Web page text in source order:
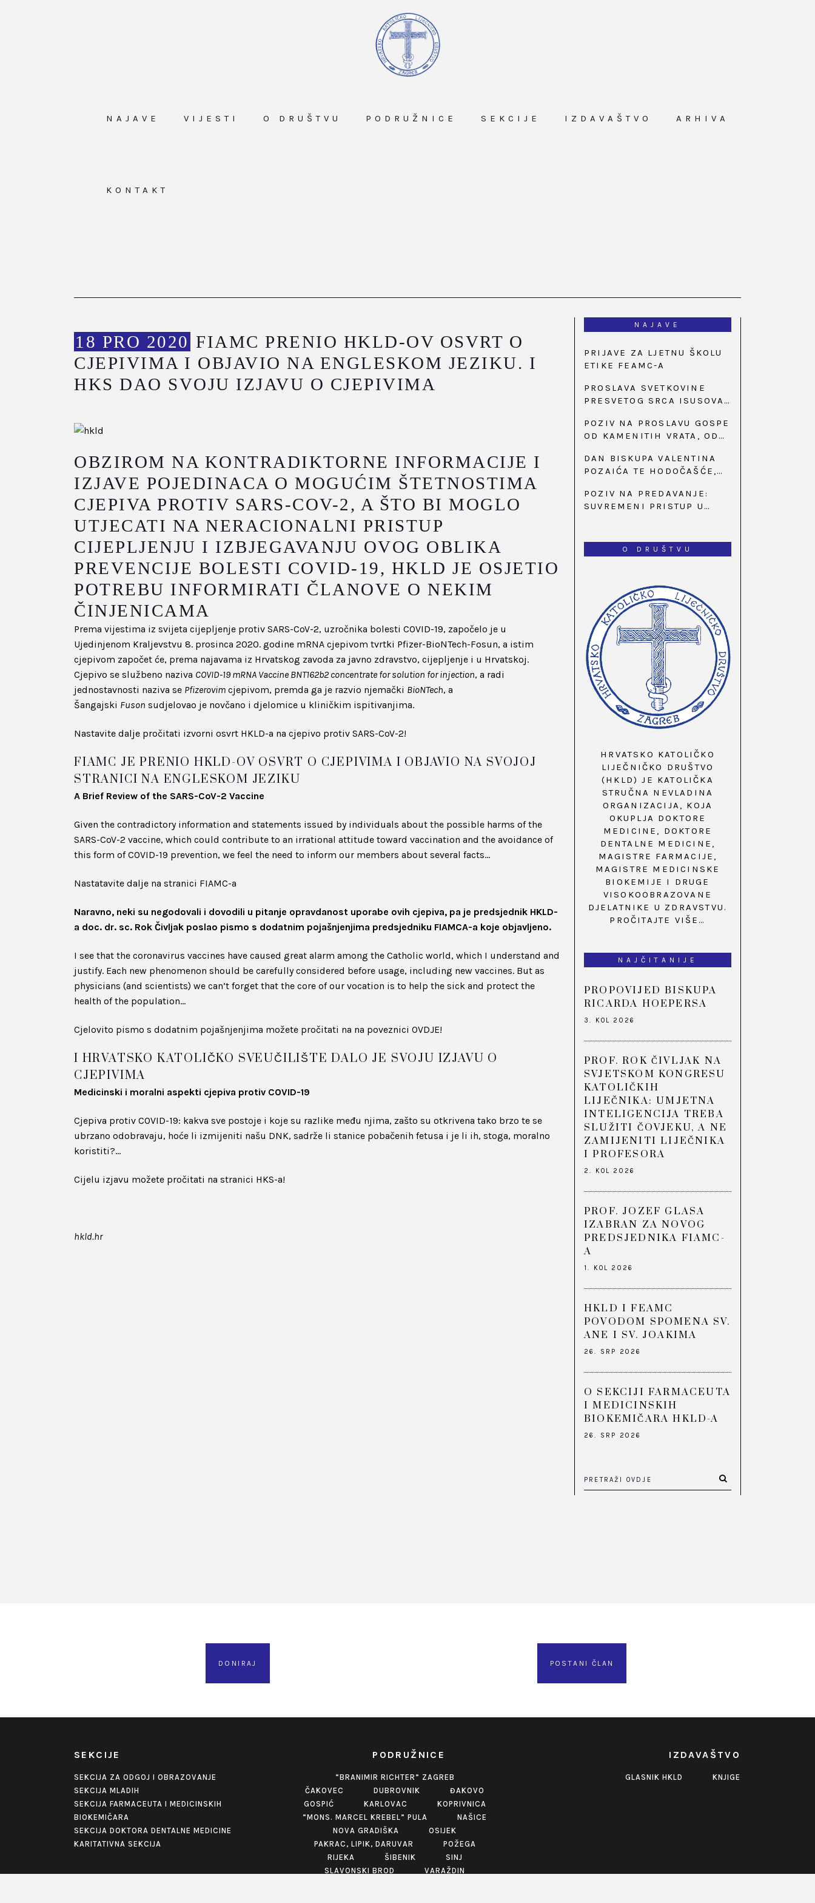
NAJAVE VIJESTI O DRUŠTVU PODRUŽNICE SEKCIJE IZDAVAŠTVO ARHIVA
KONTAKT
18 PRO 2020 FIAMC PRENIO HKLD-OV OSVRT O
CJEPIVIMA I OBJAVIO NA ENGLESKOM JEZIKU. I
HKS DAO SVOJU IZJAVU O CJEPIVIMA
OBZIROM NA KONTRADIKTORNE INFORMACIJE I
IZJAVE POJEDINACA O MOGUĆIM ŠTETNOSTIMA
CJEPIVA PROTIV SARS-COV-2, A ŠTO BI MOGLO
UTJECATI NA NERACIONALNI PRISTUP
CIJEPLJENJU I IZBJEGAVANJU OVOG OBLIKA
PREVENCIJE BOLESTI COVID-19, HKLD JE OSJETIO
POTREBU INFORMIRATI ČLANOVE O NEKIM
ČINJENICAMA
Prema vijestima iz svijeta cijepljenje protiv SARS-CoV-2, uzročnika bolesti COVID-19, započelo je u
Ujedinjenom Kraljevstvu 8. prosinca 2020. godine mRNA cjepivom tvrtki Pfizer-BioNTech-Fosun, a istim
cjepivom započet će, prema najavama iz Hrvatskog zavoda za javno zdravstvo, cijepljenje i u Hrvatskoj.
Cjepivo se službeno naziva COVID-19 mRNA Vaccine BNT162b2 concentrate for solution for injection, a radi
jednostavnosti naziva se Pfizerovim cjepivom, premda ga je razvio njemački BioNTech, a
Šangajski Fuson sudjelovao je novčano i djelomice u kliničkim ispitivanjima.
Nastavite dalje pročitati izvorni osvrt HKLD-a na cjepivo protiv SARS-CoV-2!
FIAMC JE PRENIO HKLD-OV OSVRT O CJEPIVIMA I OBJAVIO NA SVOJOJ
STRANICI NA ENGLESKOM JEZIKU
A Brief Review of the SARS-CoV-2 Vaccine
Given the contradictory information and statements issued by individuals about the possible harms of the
SARS-CoV-2 vaccine, which could contribute to an irrational attitude toward vaccination and the avoidance of
this form of COVID-19 prevention, we feel the need to inform our members about several facts…
Nastatavite dalje na stranici FIAMC-a
Naravno, neki su negodovali i dovodili u pitanje opravdanost uporabe ovih cjepiva, pa je predsjednik HKLD-
a doc. dr. sc. Rok Čivljak poslao pismo s dodatnim pojašnjenjima predsjedniku FIAMCA-a koje objavljeno.
I see that the coronavirus vaccines have caused great alarm among the Catholic world, which I understand and
justify. Each new phenomenon should be carefully considered before usage, including new vaccines. But as
physicians (and scientists) we can’t forget that the core of our vocation is to help the sick and protect the
health of the population…
Cjelovito pismo s dodatnim pojašnjenjima možete pročitati na na poveznici OVDJE!
I HRVATSKO KATOLIČKO SVEUČILIŠTE DALO JE SVOJU IZJAVU O
CJEPIVIMA
Medicinski i moralni aspekti cjepiva protiv COVID-19
Cjepiva protiv COVID-19: kakva sve postoje i koje su razlike među njima, zašto su otkrivena tako brzo te se
ubrzano odobravaju, hoće li izmijeniti našu DNK, sadrže li stanice pobačenih fetusa i je li ih, stoga, moralno
koristiti?…
Cijelu izjavu možete pročitati na stranici HKS-a!
hkld.hr
NAJAVE
PRIJAVE ZA LJETNU ŠKOLU
ETIKE FEAMC-A
PROSLAVA SVETKOVINE
PRESVETOG SRCA ISUSOVA
PALMOTIĆEVOJ
POZIV NA PROSLAVU GOSPE
OD KAMENITIH VRATA, OD
DAN BISKUPA VALENTINA
POZAIĆA TE HODOČAŠĆE,
OBLJETNICA OSNIVANJA
HKLD-A, U MARIJI BISTRICI,
POZIV NA PREDAVANJE:
SUVREMENI PRISTUP U
O DRUŠTVU
HRVATSKO KATOLIČKO
LIJEČNIČKO DRUŠTVO
(HKLD) JE KATOLIČKA
STRUČNA NEVLADINA
ORGANIZACIJA, KOJA
OKUPLJA DOKTORE
MEDICINE, DOKTORE
DENTALNE MEDICINE,
MAGISTRE FARMACIJE,
MAGISTRE MEDICINSKE
BIOKEMIJE I DRUGE
VISOKOOBRAZOVANE
DJELATNIKE U ZDRAVSTVU.
PROČITAJTE VIŠE…
NAJČITANIJE
PROPOVIJED BISKUPA
RICARDA HOEPERSA
3. KOL 2026
PROF. ROK ČIVLJAK NA
SVJETSKOM KONGRESU
KATOLIČKIH
LIJEČNIKA: UMJETNA
INTELIGENCIJA TREBA
SLUŽITI ČOVJEKU, A NE
ZAMIJENITI LIJEČNIKA
I PROFESORA
2. KOL 2026
PROF. JOZEF GLASA
IZABRAN ZA NOVOG
PREDSJEDNIKA FIAMC-
A
1. KOL 2026
HKLD I FEAMC
POVODOM SPOMENA SV.
ANE I SV. JOAKIMA
26. SRP 2026
O SEKCIJI FARMACEUTA
I MEDICINSKIH
BIOKEMIČARA HKLD-A
26. SRP 2026
DONIRAJ POSTANI ČLAN
SEKCIJE
SEKCIJA ZA ODGOJ I OBRAZOVANJE
SEKCIJA MLADIH
SEKCIJA FARMACEUTA I MEDICINSKIH
BIOKEMIČARA
SEKCIJA DOKTORA DENTALNE MEDICINE
KARITATIVNA SEKCIJA
PODRUŽNICE
“BRANIMIR RICHTER” ZAGREB
ČAKOVEC
DUBROVNIK
ĐAKOVO
GOSPIĆ
KARLOVAC
KOPRIVNICA
“MONS. MARCEL KREBEL” PULA
NAŠICE
NOVA GRADIŠKA
OSIJEK
PAKRAC, LIPIK, DARUVAR
POŽEGA
RIJEKA
ŠIBENIK
SINJ
SLAVONSKI BROD
VARAŽDIN
IZDAVAŠTVO
GLASNIK HKLD KNJIGE